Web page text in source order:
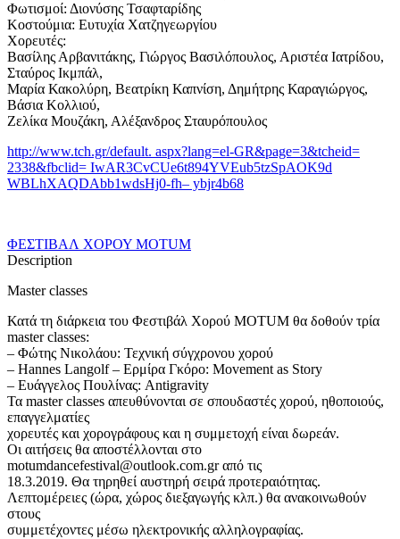
Φωτισμοί: Διονύσης Τσαφταρίδης
Κοστούμια: Ευτυχία Χατζηγεωργίου
Χορευτές:
Βασίλης Αρβανιτάκης, Γιώργος Βασιλόπουλος, Αριστέα Ιατρίδου,
Σταύρος Ικμπάλ,
Μαρία Κακολύρη, Βεατρίκη Καπνίση, Δημήτρης Καραγιώργος,
Βάσια Κολλιού,
Ζελίκα Μουζάκη, Αλέξανδρος Σταυρόπουλος
http://www.tch.gr/default. aspx?lang=el-GR&page=3&tcheid=
2338&fbclid= IwAR3CvCUe6t894YVEub5tzSpAOK9d
WBLhXAQDAbb1wdsHj0-fh– ybjr4b68
ΦΕΣΤΙΒΑΛ ΧΟΡΟΥ MOTUM
Description
Master classes
Κατά τη διάρκεια του Φεστιβάλ Χορού MOTUM θα δοθούν τρία
master classes:
– Φώτης Νικολάου: Τεχνική σύγχρονου χορού
– Hannes Langolf – Ερμίρα Γκόρο: Movement as Story
– Ευάγγελος Πουλίνας: Antigravity
Τα master classes απευθύνονται σε σπουδαστές χορού, ηθοποιούς,
επαγγελματίες
χορευτές και χορογράφους και η συμμετοχή είναι δωρεάν.
Οι αιτήσεις θα αποστέλλονται στο
motumdancefestival@outlook.com.gr από τις
18.3.2019. Θα τηρηθεί αυστηρή σειρά προτεραιότητας.
Λεπτομέρειες (ώρα, χώρος διεξαγωγής κλπ.) θα ανακοινωθούν
στους
συμμετέχοντες μέσω ηλεκτρονικής αλληλογραφίας.